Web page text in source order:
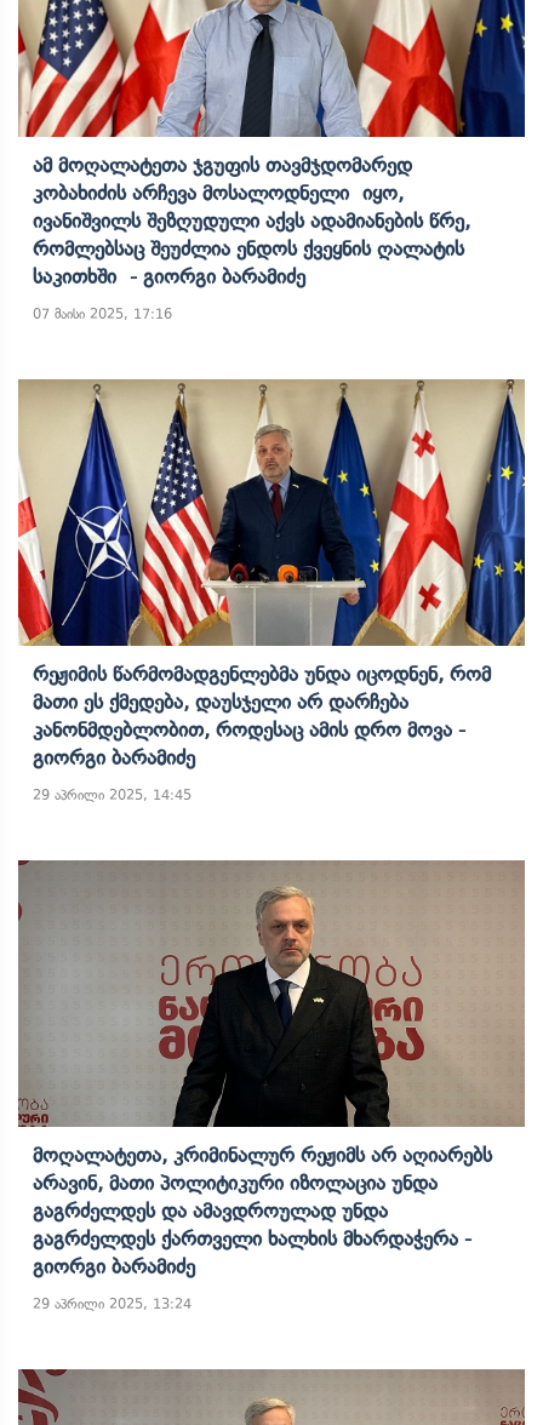
Ამ Მოღალატეთა Ჯგუფის Თავმჯდომარედ
Კობახიძის Არჩევა Მოსალოდნელი Იყო,
Ივანიშვილს Შეზღუდული Აქვს Ადამიანების Წრე,
Რომლებსაც Შეუძლია Ენდოს Ქვეყნის Ღალატის
Საკითხში - Გიორგი Ბარამიძე
07 მაისი 2025, 17:16
Რეჟიმის Წარმომადგენლებმა Უნდა Იცოდნენ, Რომ
Მათი Ეს Ქმედება, Დაუსჯელი Არ Დარჩება
Კანონმდებლობით, Როდესაც Ამის Დრო Მოვა -
Გიორგი Ბარამიძე
29 აპრილი 2025, 14:45
Მოღალატეთა, Კრიმინალურ Რეჟიმს Არ Აღიარებს
Არავინ, Მათი Პოლიტიკური Იზოლაცია Უნდა
Გაგრძელდეს Და Ამავდროულად Უნდა
Გაგრძელდეს Ქართველი Ხალხის Მხარდაჭერა -
Გიორგი Ბარამიძე
29 აპრილი 2025, 13:24